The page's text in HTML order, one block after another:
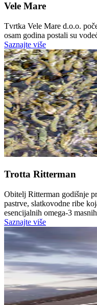
Vele Mare
Tvrtka Vele Mare d.o.o.
osam godina postali su
Saznajte više
Trotta Ritterman
Obitelj Ritterman godišnje
pastrve, slatkovodne ribe
esencijalnih omega-3
Saznajte više